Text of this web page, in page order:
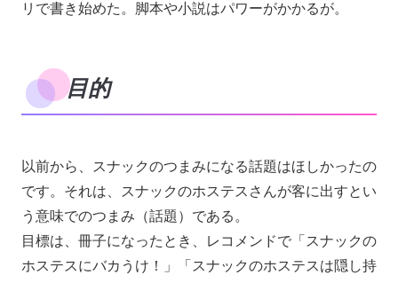
リで書き始めた。脚本や小説はパワーがかかるが。
目的
以前から、スナックのつまみになる話題はほしかったの
です。それは、スナックのホステスさんが客に出すとい
う意味でのつまみ（話題）である。
目標は、冊子になったとき、レコメンドで「スナックの
ホステスにバカうけ！」「スナックのホステスは隠し持